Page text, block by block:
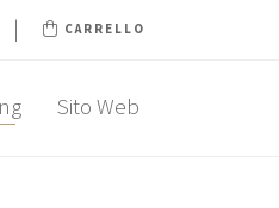
| CARRELLO
Sito Web